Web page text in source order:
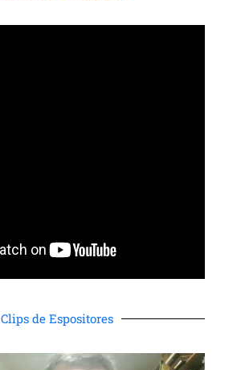
Clips de Espositores